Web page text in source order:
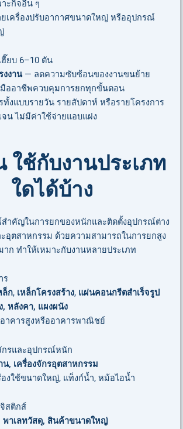
ะกิจอื่น ๆ
เครื่องปรับอากาศขนาดใหญ่ หรืออุปกรณ์
ยบ 6–10 ตัน
งงาน— ลดความซับซ้อนของงานขนย้าย
ออาชีพควบคุมการยกทุกขั้นตอน
งแบบรายวัน รายสัปดาห์ หรือรายโครงการ
จน ไม่มีค่าใช้จ่ายแอบแฝง
ใช้กับงานประเภท
ใดได้บ้าง
ำคัญในการยกของหนักและติดตั้งอุปกรณ์ต่าง
อุตสาหกรรม ด้วยความสามารถในการยกสูง
ก ทำให้เหมาะกับงานหลายประเภท
ร
ล็ก, เหล็กโครงสร้าง, แผ่นคอนกรีตสำเร็จรูป
, หลังคา, แผงผนัง
าคารสูงหรืออาคารพาณิชย์
กรและอุปกรณ์หนัก
น, เครื่องจักรอุตสาหกรรม
งใช้ขนาดใหญ่, แท็งก์น้ำ, หม้อไอน้ำ
สติกส์
พาเลทวัสดุ, สินค้าขนาดใหญ่